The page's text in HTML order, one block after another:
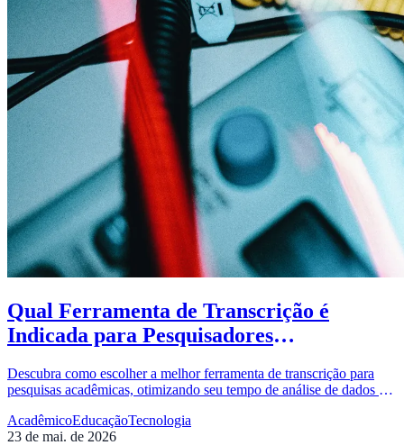
Qual Ferramenta de Transcrição é
Indicada para Pesquisadores
Descubra como escolher a melhor ferramenta de transcrição para
pesquisas acadêmicas, otimizando seu tempo de análise de dados e
AcadêmicoEducaçãoTecnologia
23 de mai. de 2026